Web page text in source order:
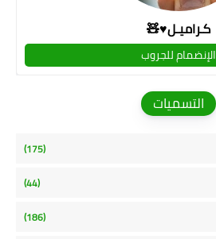
كـراميـل♥🧸
الإنضمام للجروب
التسميات
(175)
(44)
(186)